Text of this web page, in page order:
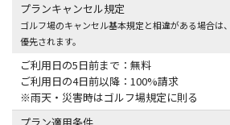
プランキャンセル規定
ゴルフ場のキャンセル基本規定と相違がある場合は
優先されます。
ご利用日の5日前まで：無料
ご利用日の4日前以降：100%請求
※雨天・災害時はゴルフ場規定に則る